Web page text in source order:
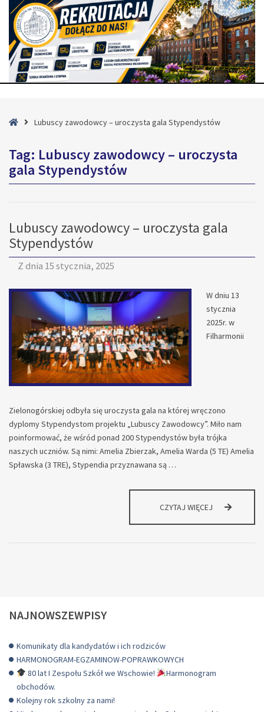
StronaLubuscy zawodowcy – uroczysta gala Stypendystów
Tag: Lubuscy zawodowcy – uroczysta
gala Stypendystów
Lubuscy zawodowcy – uroczysta gala
Stypendystów
Z dnia 15 stycznia, 2025
W dniu 13
stycznia
2025r. w
Filharmonii
Zielonogórskiej odbyła się uroczysta gala na której wręczono
dyplomy Stypendystom projektu „Lubuscy Zawodowcy”. Miło nam
poinformować, że wśród ponad 200 Stypendystów była trójka
naszych uczniów. Są nimi: Amelia Zbierzak, Amelia Warda (5 TE) Amelia
Spławska (3 TRE), Stypendia przyznawana są …
CZYTAJ WIĘCEJ LUBUSCY
NAJNOWSZEWPISY
Komunikaty dla kandydatów i ich rodziców
HARMONOGRAM-EGZAMINOW-POPRAWKOWYCH
80 lat I Zespołu Szkół we Wschowie!
Harmonogram
obchodów.
Kolejny rok szkolny za nami!